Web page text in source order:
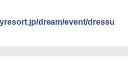
dream/event/dressu